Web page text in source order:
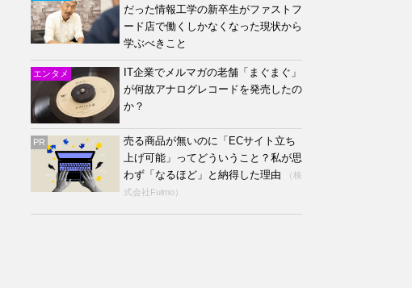
だった情報工学の新卒生がファストフ
ード店で働くしかなくなった現状から
学ぶべきこと
エンタメ
IT企業でメルマガの老舗「まぐまぐ」
が何故アナログレコードを発売したの
か？
PR
売る商品が無いのに「ECサイト立ち
上げ可能」ってどういうこと？私が思
わず「なるほど」と納得した理由
（株
式会社Fulmo）